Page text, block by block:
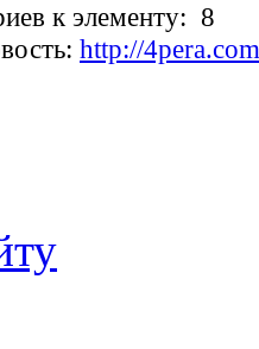
к элементу: 8
http://